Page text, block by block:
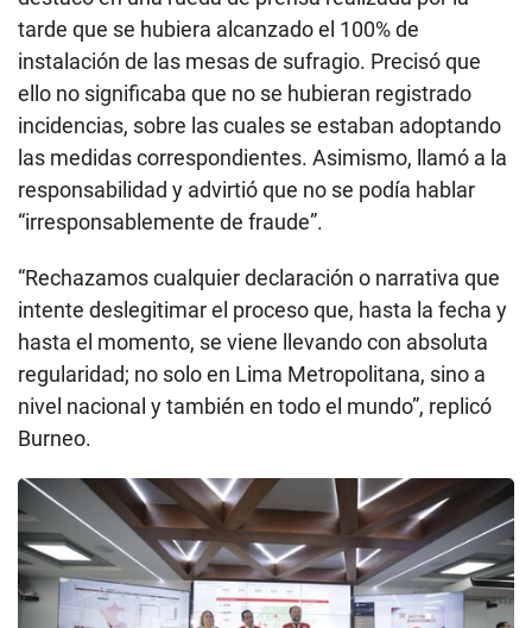
tarde que se hubiera alcanzado el 100% de
instalación de las mesas de sufragio. Precisó que
ello no significaba que no se hubieran registrado
incidencias, sobre las cuales se estaban adoptando
las medidas correspondientes. Asimismo, llamó a la
responsabilidad y advirtió que no se podía hablar
“irresponsablemente de fraude”.
“Rechazamos cualquier declaración o narrativa que
intente deslegitimar el proceso que, hasta la fecha y
hasta el momento, se viene llevando con absoluta
regularidad; no solo en Lima Metropolitana, sino a
nivel nacional y también en todo el mundo”, replicó
Burneo.